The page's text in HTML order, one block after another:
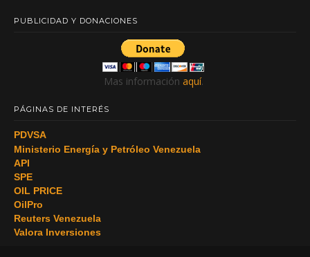
PUBLICIDAD Y DONACIONES
Mas información aquí.
PÁGINAS DE INTERÉS
PDVSA
Ministerio Energía y Petróleo Venezuela
API
SPE
OIL PRICE
OilPro
Reuters Venezuela
Valora Inversiones